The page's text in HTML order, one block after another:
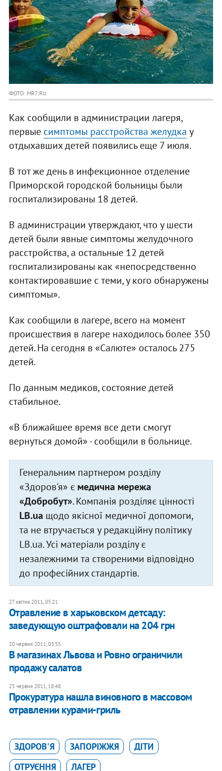
ФОТО: MR7.RU
Как сообщили в администрации лагеря,
первые симптомы расстройства желудка у
отдыхавших детей появились еще 7 июля.
В тот же день в инфекционное отделение
Приморской городской больницы были
госпитализированы 18 детей.
В администрации утверждают, что у шести
детей были явные симптомы желудочного
расстройства, а остальные 12 детей
госпитализированы как «непосредственно
контактировавшие с теми, у кого обнаружены
симптомы».
Как сообщили в лагере, всего на момент
происшествия в лагере находилось более 350
детей. На сегодня в «Салюте» осталось 275
детей.
По данным медиков, состояние детей
стабильное.
«В ближайшее время все дети смогут
вернуться домой» - сообщили в больнице.
Генеральним партнером розділу
«Здоров'я» є медична мережа
«Добробут». Компанія розділяє цінності
LB.ua щодо якісної медичної допомоги,
та не втручається у редакційну політику
LB.ua. Усі матеріали розділу є
незалежними та створеними відповідно
до професійних стандартів.
27 квітня 2011, 05:21
Отравление в харьковском детсаду:
заведующую оштрафовали на 204 грн
20 червня 2011, 03:55
В магазинах Львова и Ровно ограничили
продажу салатов
25 червня 2011, 18:48
Прокуратура нашла виновного в массовом
отравлении курами-гриль
ЗДОРОВ'Я ЗАПОРІЖЖЯ
ДІТИ
ОТРУЄННЯ
ЛАГЕР